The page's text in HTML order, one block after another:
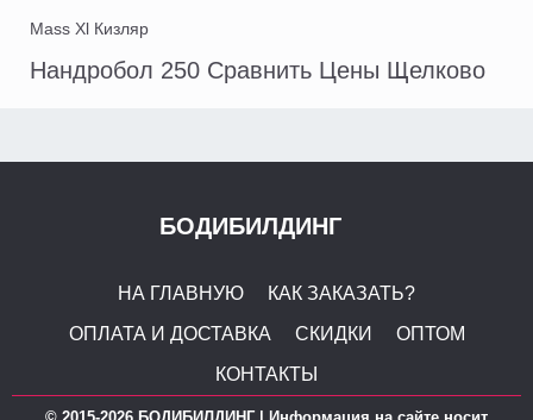
Mass Xl Кизляр
Нандробол 250 Сравнить Цены Щелково
БОДИБИЛДИНГ
НА ГЛАВНУЮ
КАК ЗАКАЗАТЬ?
ОПЛАТА И ДОСТАВКА
СКИДКИ
ОПТОМ
КОНТАКТЫ